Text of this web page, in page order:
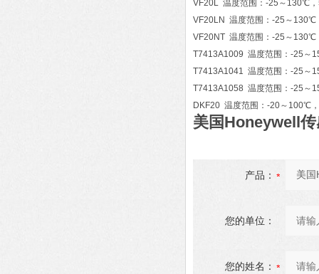
VF20L 温度范围：-25～130℃
VF20LN 温度范围：-25～130℃
VF20NT 温度范围：-25～130℃
T7413A1009 温度范围：-25～
T7413A1041 温度范围：-25～
T7413A1058 温度范围：-25～
DKF20 温度范围：-20～100℃
美国Honeywell
产品：
您的单位：
您的姓名：